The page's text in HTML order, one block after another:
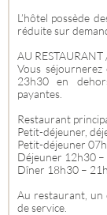
L’hôtel possède
réduite sur
AU RESTAURANT
Vous
23h30 en
payantes.
Restaurant
Petit-déjeuner,
Petit-déjeuner
Déjeuner 12h30
Dîner 18h30 –
Au restaurant, un
de service.